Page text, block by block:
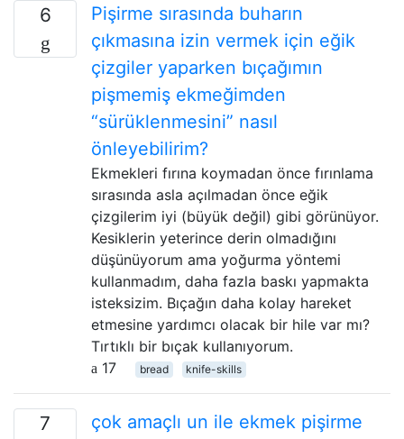
6
Pişirme sırasında buharın
çıkmasına izin vermek için eğik
çizgiler yaparken bıçağımın
pişmemiş ekmeğimden
“sürüklenmesini” nasıl
önleyebilirim?
Ekmekleri fırına koymadan önce fırınlama
sırasında asla açılmadan önce eğik
çizgilerim iyi (büyük değil) gibi görünüyor.
Kesiklerin yeterince derin olmadığını
düşünüyorum ama yoğurma yöntemi
kullanmadım, daha fazla baskı yapmakta
isteksizim. Bıçağın daha kolay hareket
etmesine yardımcı olacak bir hile var mı?
Tırtıklı bir bıçak kullanıyorum.
17
bread knife-skills
7 çok amaçlı un ile ekmek pişirme